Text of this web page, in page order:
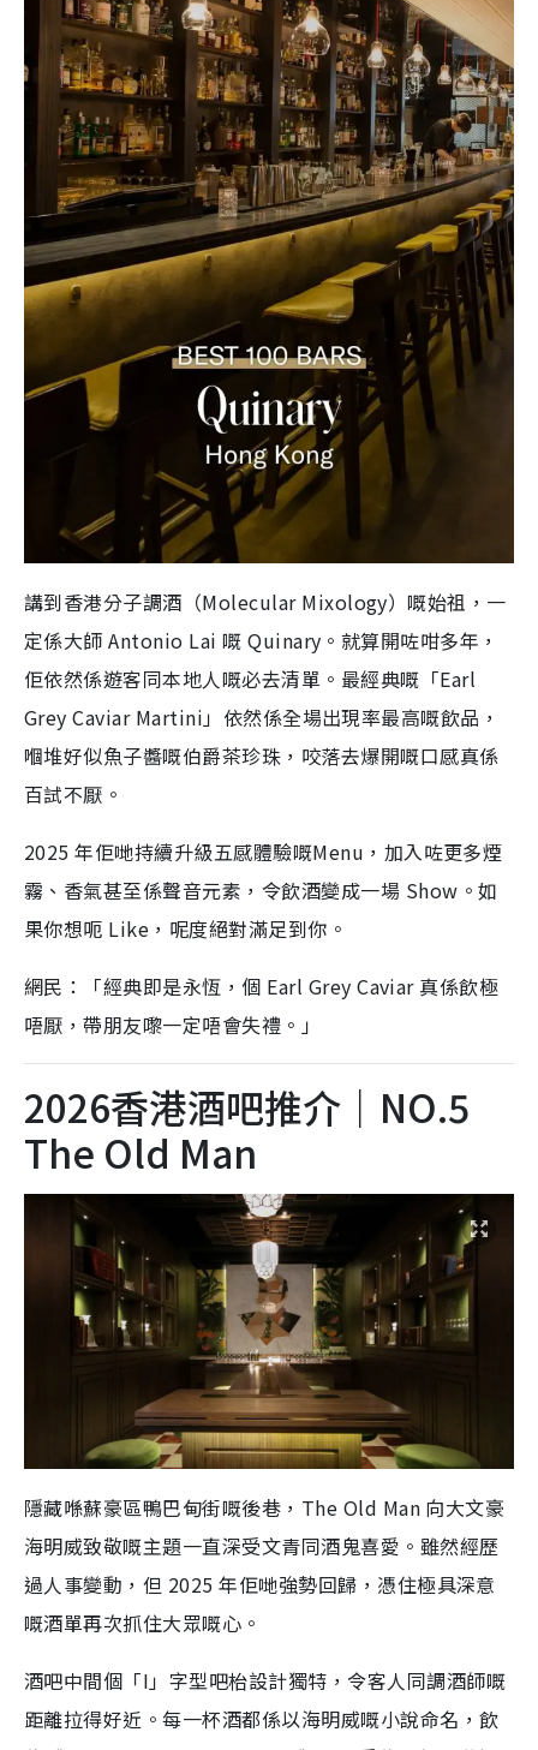
講到香港分子調酒（Molecular Mixology）嘅始祖，一
定係大師 Antonio Lai 嘅 Quinary。就算開咗咁多年，
佢依然係遊客同本地人嘅必去清單。最經典嘅「Earl
Grey Caviar Martini」依然係全場出現率最高嘅飲品，
嗰堆好似魚子醬嘅伯爵茶珍珠，咬落去爆開嘅口感真係
百試不厭。
2025 年佢哋持續升級五感體驗嘅Menu，加入咗更多煙
霧、香氣甚至係聲音元素，令飲酒變成一場 Show。如
果你想呃 Like，呢度絕對滿足到你。
網民：「經典即是永恆，個 Earl Grey Caviar 真係飲極
唔厭，帶朋友嚟一定唔會失禮。」
2026香港酒吧推介｜NO.5
The Old Man
隱藏喺蘇豪區鴨巴甸街嘅後巷，The Old Man 向大文豪
海明威致敬嘅主題一直深受文青同酒鬼喜愛。雖然經歷
過人事變動，但 2025 年佢哋強勢回歸，憑住極具深意
嘅酒單再次抓住大眾嘅心。
酒吧中間個「I」字型吧枱設計獨特，令客人同調酒師嘅
距離拉得好近。每一杯酒都係以海明威嘅小說命名，飲